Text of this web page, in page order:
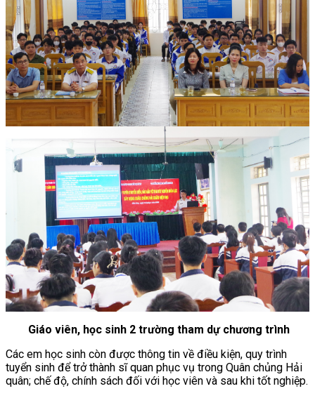
Giáo viên, học sinh 2 trường tham dự chương trình
Các em học sinh còn được thông tin về điều kiện, quy trình
tuyển sinh để trở thành sĩ quan phục vụ trong Quân chủng Hải
quân; chế độ, chính sách đối với học viên và sau khi tốt nghiệp.